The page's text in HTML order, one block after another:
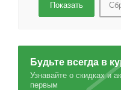
Будьте всегда в
Узнавайте о скидках и
первым